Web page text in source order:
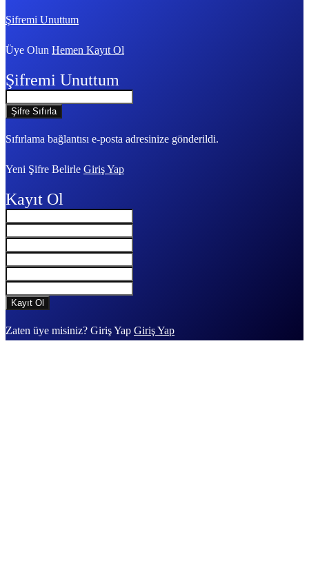
Şifremi Unuttum
Üye Olun Hemen Kayıt Ol
Şifremi Unuttum
Sıfırlama bağlantısı e-posta adresinize gönderildi.
Yeni Şifre Belirle Giriş Yap
Kayıt Ol
Zaten üye misiniz? Giriş Yap Giriş Yap